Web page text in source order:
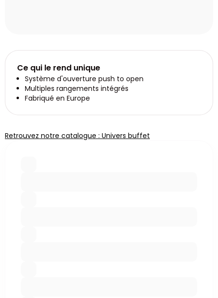
Ce qui le rend unique
Système d'ouverture push to open
Multiples rangements intégrés
Fabriqué en Europe
Retrouvez notre catalogue : Univers buffet